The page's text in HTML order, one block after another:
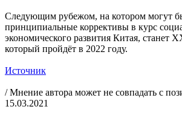
Следующим рубежом, на котором могут
принципиальные коррективы в курс
экономического развития Китая, станет
который пройдёт в 2022 году.
Источник
/ Мнение автора может не совпадать с
15.03.2021